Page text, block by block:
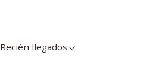
Recién llegados